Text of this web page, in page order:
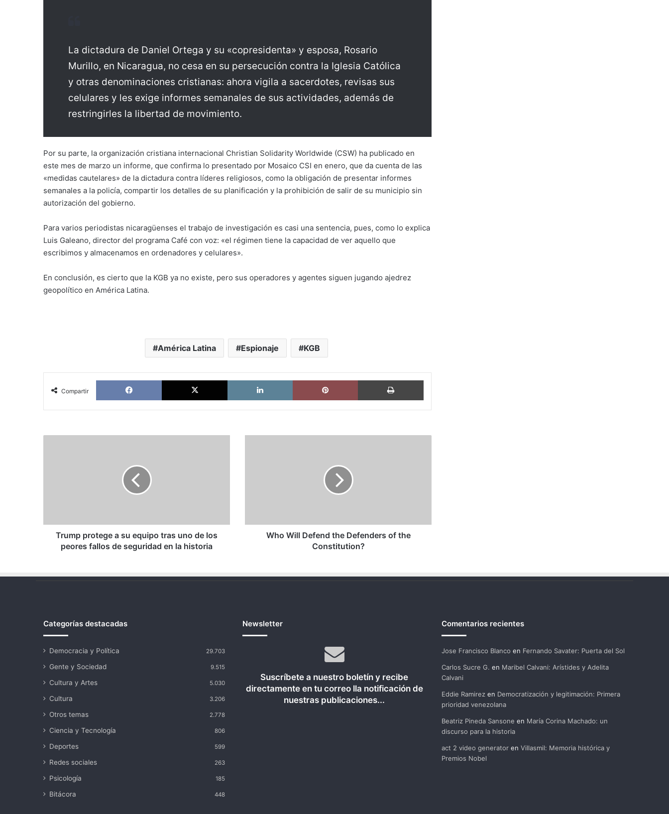
La dictadura de Daniel Ortega y su «copresidenta» y esposa, Rosario
Murillo, en Nicaragua, no cesa en su persecución contra la Iglesia Católica
y otras denominaciones cristianas: ahora vigila a sacerdotes, revisas sus
celulares y les exige informes semanales de sus actividades, además de
restringirles la libertad de movimiento.
Por su parte, la organización cristiana internacional Christian Solidarity Worldwide (CSW) ha publicado en
este mes de marzo un informe, que confirma lo presentado por Mosaico CSI en enero, que da cuenta de las
«medidas cautelares» de la dictadura contra líderes religiosos, como la obligación de presentar informes
semanales a la policía, compartir los detalles de su planificación y la prohibición de salir de su municipio sin
autorización del gobierno.
Para varios periodistas nicaragüenses el trabajo de investigación es casi una sentencia, pues, como lo explica
Luis Galeano, director del programa Café con voz: «el régimen tiene la capacidad de ver aquello que
escribimos y almacenamos en ordenadores y celulares».
En conclusión, es cierto que la KGB ya no existe, pero sus operadores y agentes siguen jugando ajedrez
geopolítico en América Latina.
América Latina Espionaje KGB
Compartir
Facebook X LinkedIn Pinterest Imprimir
los
peores
en
Trump protege a su equipo tras uno de los
peores fallos de seguridad en la historia
Who Will Defend the Defenders of the
Constitution?
Categorías destacadas
Democracia y Política 29.703
Gente y Sociedad 9.515
Cultura y Artes 5.030
Cultura 3.206
Otros temas 2.778
Ciencia y Tecnología 806
Deportes 599
Redes sociales 263
Psicología 185
Bitácora 448
Newsletter
Suscríbete a nuestro boletín y recibe
directamente en tu correo lla notificación de
nuestras publicaciones...
Comentarios recientes
Jose Francisco Blanco en Fernando Savater: Puerta del Sol
Carlos Sucre G. en Maribel Calvani: Arístides y Adelita
Calvani
Eddie Ramirezen Democratización y legitimación: Primera
prioridad venezolana
Beatriz Pineda Sansone en María Corina Machado: un
discurso para la historia
act 2 video generatoren Villasmil: Memoria histórica y
Premios Nobel